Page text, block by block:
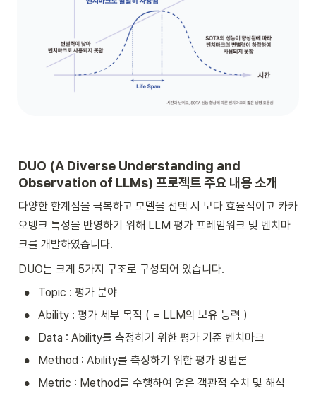
DUO (A Diverse Understanding and
Observation of LLMs) 프로젝트 주요 내용 소개
다양한 한계점을 극복하고 모델을 선택 시 보다 효율적이고 카카
오뱅크 특성을 반영하기 위해 LLM 평가 프레임워크 및 벤치마
크를 개발하였습니다.
DUO는 크게 5가지 구조로 구성되어 있습니다.
• Topic : 평가 분야
• Ability : 평가 세부 목적 ( = LLM의 보유 능력 )
• Data : Ability를 측정하기 위한 평가 기준 벤치마크
• Method : Ability를 측정하기 위한 평가 방법론
• Metric : Method를 수행하여 얻은 객관적 수치 및 해석